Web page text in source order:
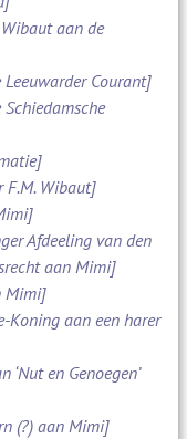
aan de
Courant]
F.M. Wibaut]
Afdeeling van den
aan Mimi]
Mimi]
Koning aan een harer
en Genoegen’
(?) aan Mimi]